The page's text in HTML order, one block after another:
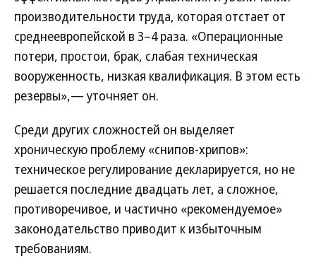
производительности труда, которая отстает от
среднеевропейской в 3–4 раза. «Операционные
потери, простои, брак, слабая техническая
вооруженность, низкая квалификация. В этом есть
резервы»,— уточняет он.
Среди других сложностей он выделяет
хроническую проблему «снипов-хрипов»:
техническое регулирование декларируется, но не
решается последние двадцать лет, а сложное,
противоречивое, и частично «рекомендуемое»
законодательство приводит к избыточным
требованиям.